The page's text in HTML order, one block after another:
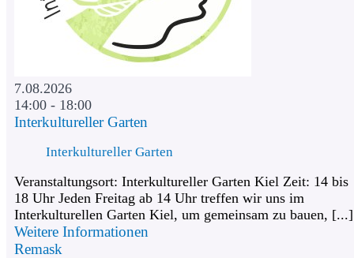
7.08.2026
14:00 - 18:00
Interkultureller Garten
Interkultureller Garten
Veranstaltungsort: Interkultureller Garten Kiel Zeit: 14 bis
18 Uhr Jeden Freitag ab 14 Uhr treffen wir uns im
Interkulturellen Garten Kiel, um gemeinsam zu bauen, [...]
Weitere Informationen
Remask